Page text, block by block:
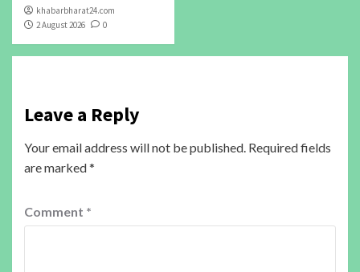
khabarbharat24.com
2 August 2026
0
Leave a Reply
Your email address will not be published. Required fields
are marked*
Comment *